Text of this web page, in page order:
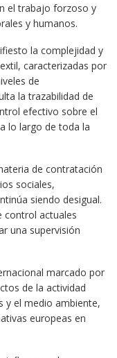
el trabajo forzoso y
y humanos.
la complejidad y
caracterizadas por
de
la trazabilidad de
efectivo sobre el
lo largo de toda la
de contratación
sociales,
siendo desigual.
control actuales
una supervisión
marcado por
de la actividad
y el medio ambiente,
europeas en